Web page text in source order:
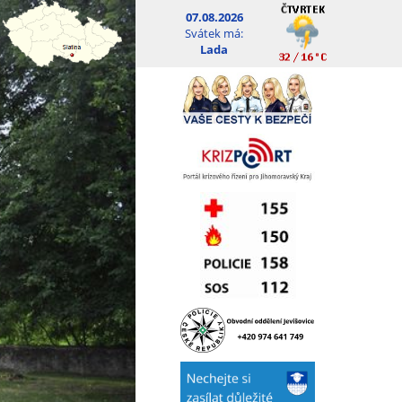
07.08.2026
Svátek má:
Lada